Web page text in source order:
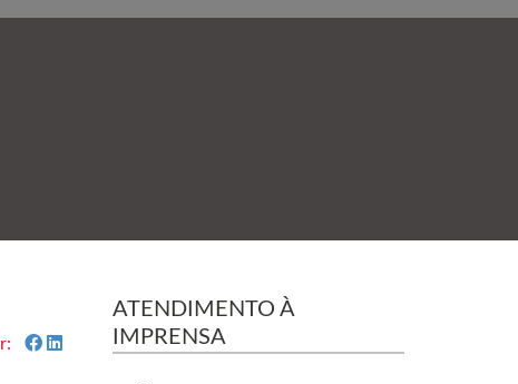
ATENDIMENTO À
IMPRENSA